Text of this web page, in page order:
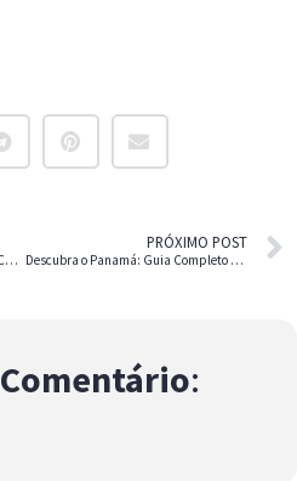
Como é Dormir em uma Vinícola no Chile?
PRÓXIMO POST
Descubra o Panamá: Guia Completo para sua Próxima Aventura
Comentário: